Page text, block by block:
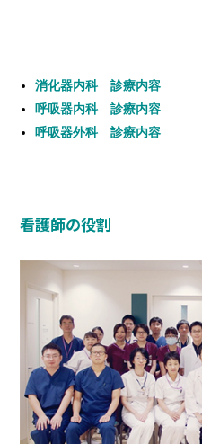
消化器内科 診療内容
呼吸器内科 診療内容
呼吸器外科 診療内容
看護師の役割